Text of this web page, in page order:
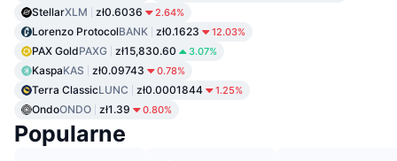
StellarXLM zł0.6036 2.64%
Lorenzo ProtocolBANK zł0.1623 12.03%
PAX GoldPAXG zł15,830.60 3.07%
KaspaKAS zł0.09743 0.78%
Terra ClassicLUNC zł0.0001844 1.25%
OndoONDO zł1.39 0.80%
Popularne